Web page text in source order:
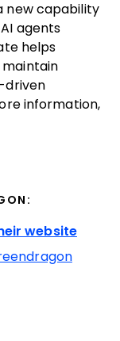
new capability
agents
helps
driven
information,
website